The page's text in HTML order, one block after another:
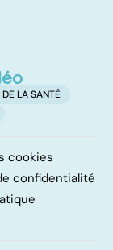
LA SANTÉ
cookies
confidentialité